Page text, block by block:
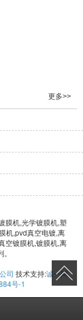
更多>>
膜机,光学镀膜机,塑
机,pvd真空电镀,离
空镀膜机,镀膜机,离
司 技术支持:诚一网
号-1